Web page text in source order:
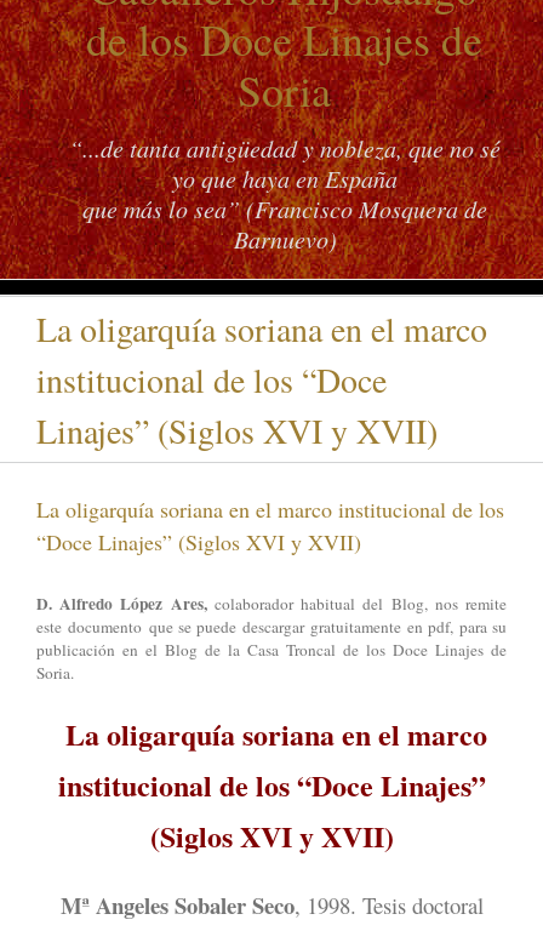
de los Doce Linajes de
Soria
“...de tanta antigüedad y nobleza, que no sé
yo que haya en España
que más lo sea” (Francisco Mosquera de
Barnuevo)
La oligarquía soriana en el marco
institucional de los “Doce
Linajes” (Siglos XVI y XVII)
La oligarquía soriana en el marco institucional de los
“Doce Linajes” (Siglos XVI y XVII)
D. Alfredo López Ares, colaborador habitual del Blog, nos remite
estedocumento que se puede descargar gratuitamenteen pdf, para su
publicación en el Blog de la Casa Troncal de los Doce Linajes de
Soria.
La oligarquía soriana en el marco
institucional de los “Doce Linajes”
(Siglos XVI y XVII)
Mª Angeles Sobaler Seco, 1998. Tesis doctoral